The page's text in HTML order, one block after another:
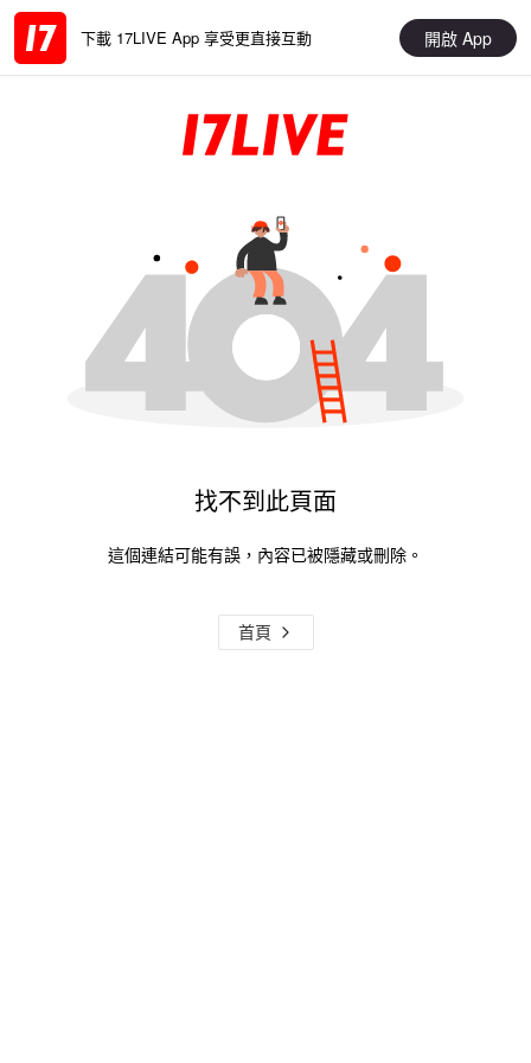
下載 17LIVE App 享受更直接互動 開啟 App
找不到此頁面
這個連結可能有誤，內容已被隱藏或刪除。
首頁